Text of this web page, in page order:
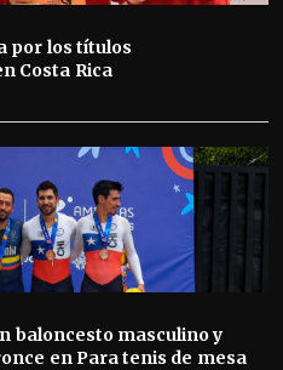
por los títulos
Costa Rica
baloncesto masculino y
en Para tenis de mesa